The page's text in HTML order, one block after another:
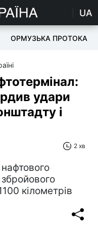
UA
ОРМУЗЬКА ПРОТОКА
удари
і
2 хв
збройового
кілометрів